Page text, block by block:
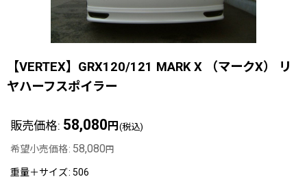
【VERTEX】GRX120/121 MARK X （マークX） リ
ヤハーフスポイラー
販売価格: 58,080 円 (税込)
希望小売価格: 58,080 円
重量＋サイズ: 506